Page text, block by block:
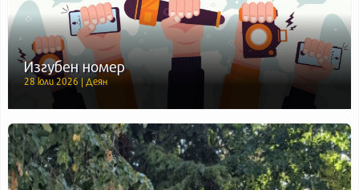
Изгубен номер
28 юли 2026 | Деян